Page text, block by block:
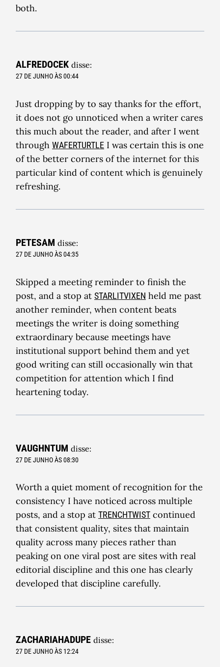
both.
ALFREDOCEK disse:
27 DE JUNHO ÀS 00:44
Just dropping by to say thanks for the effort,
it does not go unnoticed when a writer cares
this much about the reader, and after I went
through WAFERTURTLE I was certain this is one
of the better corners of the internet for this
particular kind of content which is genuinely
refreshing.
PETESAM disse:
27 DE JUNHO ÀS 04:35
Skipped a meeting reminder to finish the
post, and a stop at STARLITVIXEN held me past
another reminder, when content beats
meetings the writer is doing something
extraordinary because meetings have
institutional support behind them and yet
good writing can still occasionally win that
competition for attention which I find
heartening today.
VAUGHNTUM disse:
27 DE JUNHO ÀS 08:30
Worth a quiet moment of recognition for the
consistency I have noticed across multiple
posts, and a stop at TRENCHTWIST continued
that consistent quality, sites that maintain
quality across many pieces rather than
peaking on one viral post are sites with real
editorial discipline and this one has clearly
developed that discipline carefully.
ZACHARIAHADUPE disse:
27 DE JUNHO ÀS 12:24